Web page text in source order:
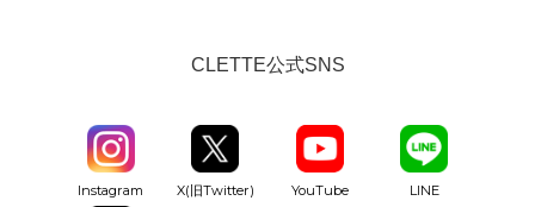
CLETTE公式SNS
Instagram X(旧Twitter) YouTube LINE